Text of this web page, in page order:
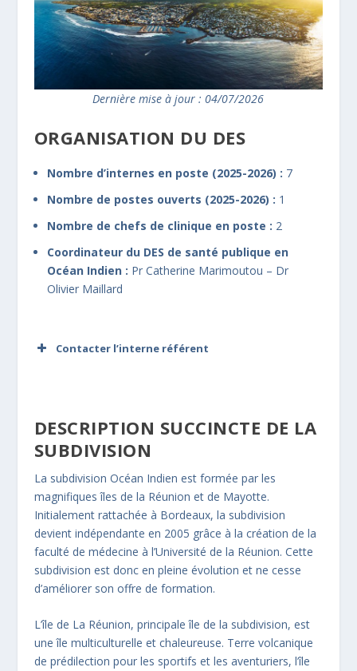
Dernière mise à jour : 04/07/2026
ORGANISATION DU DES
Nombre d’internes en poste (2025-2026) : 7
Nombre de postes ouverts (2025-2026) : 1
Nombre de chefs de clinique en poste : 2
Coordinateur du DES de santé publique en
Océan Indien : Pr Catherine Marimoutou – Dr
Olivier Maillard
Contacter l’interne référent
Adresse de messagerie
Message*
ENVOYER LE MESSAGE
DESCRIPTION SUCCINCTE DE LA
SUBDIVISION
La subdivision Océan Indien est formée par les
magnifiques îles de la Réunion et de Mayotte.
Initialement rattachée à Bordeaux, la subdivision
devient indépendante en 2005 grâce à la création de la
faculté de médecine à l’Université de la Réunion. Cette
subdivision est donc en pleine évolution et ne cesse
d’améliorer son offre de formation.
L’île de La Réunion, principale île de la subdivision, est
une île multiculturelle et chaleureuse. Terre volcanique
de prédilection pour les sportifs et les aventuriers, l’île